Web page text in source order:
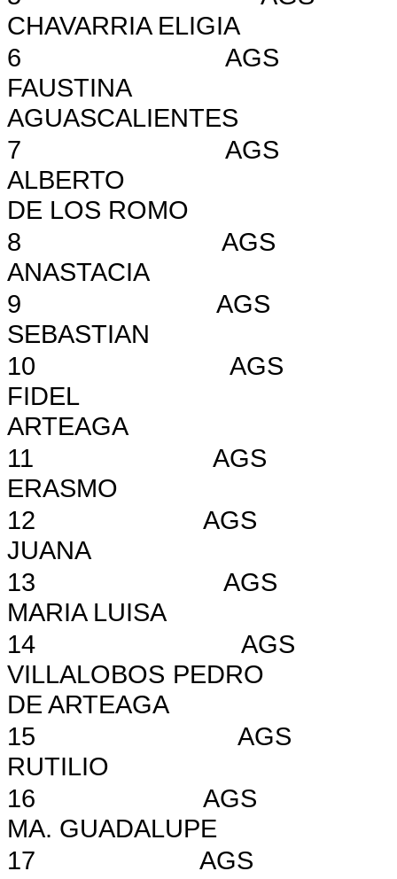
CHAVARRIA ELIGIA
6AGS
FAUSTINA
AGUASCALIENTES
7AGS
ALBERTO
DE LOS ROMO
8AGS
ANASTACIA
9 AGS
SEBASTIAN
10 AGS
FIDEL
ARTEAGA
11AGS
ERASMO
12AGS
JUANA
13AGS
MARIA LUISA
14AGS
VILLALOBOS PEDRO
DE ARTEAGA
15AGS
RUTILIO
16AGS
MA. GUADALUPE
17AGS